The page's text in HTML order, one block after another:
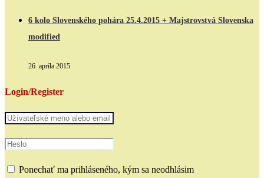
6 kolo Slovenského pohára 25.4.2015 + Majstrovstvá Slovenska
modified
26. apríla 2015
Login/Register
Ponechať ma prihláseného, kým sa neodhlásim